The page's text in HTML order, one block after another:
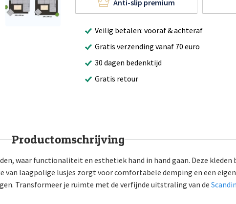
Anti-slip premium
Veilig betalen: vooraf & achteraf
Gratis verzending vanaf 70 euro
30 dagen bedenktijd
Gratis retour
Productomschrijving
waar functionaliteit en esthetiek hand in hand gaan. Deze kleden
van laagpolige lusjes zorgt voor comfortabele demping en een
Transformeer je ruimte met de verfijnde uitstraling van de